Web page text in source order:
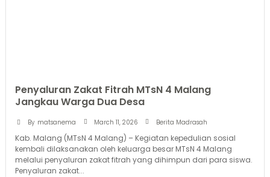
Penyaluran Zakat Fitrah MTsN 4 Malang
Jangkau Warga Dua Desa
By matsanema March 11, 2026 Berita Madrasah
Kab. Malang (MTsN 4 Malang) – Kegiatan kepedulian sosial
kembali dilaksanakan oleh keluarga besar MTsN 4 Malang
melalui penyaluran zakat fitrah yang dihimpun dari para siswa.
Penyaluran zakat...